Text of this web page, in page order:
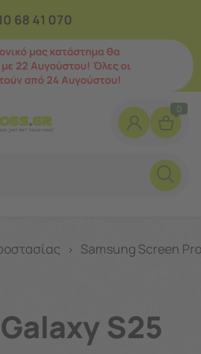
68 41 070
μας κατάστημα θα
22 Αυγούστου! Όλες οι
από 24 Αυγούστου!
0
> Samsung Screen
S25